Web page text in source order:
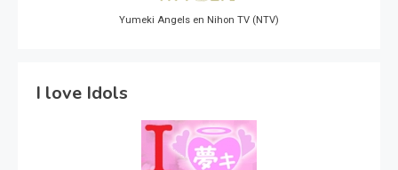
Yumeki Angels en Nihon TV (NTV)
I love Idols